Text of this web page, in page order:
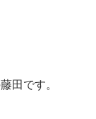
田です。